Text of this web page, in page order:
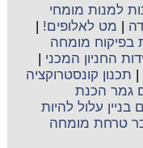
למנות מומחי
| מט לאלופים! |
בפיקוח מומחה
החניון המכני |
| תכנון קונסטרוקציה
גמר הכנת
בניין עלול להיות
טרחת מומחה